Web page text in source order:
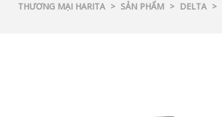
THƯƠNG MẠI HARITA > SẢN PHẨM > DELTA >